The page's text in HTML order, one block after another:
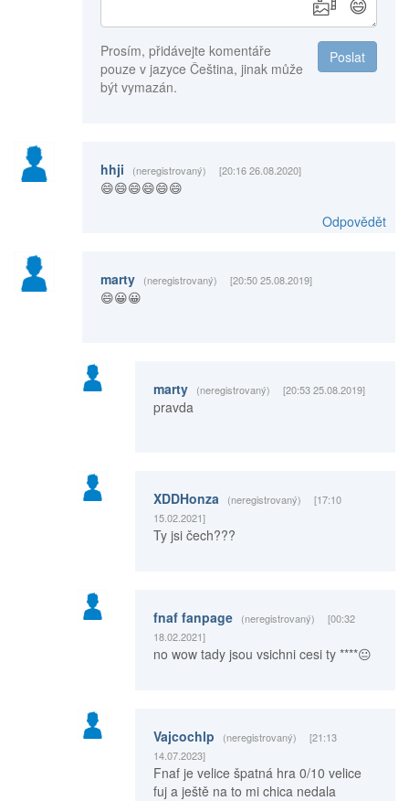
Poslat
Prosím, přidávejte komentáře
pouze v jazyce Čeština, jinak může
být vymazán.
hhji (neregistrovaný) [20:16 26.08.2020]
😄😄😄😄😄😄
Odpovědět
marty (neregistrovaný) [20:50 25.08.2019]
😄😀😀
marty (neregistrovaný) [20:53 25.08.2019]
pravda
XDDHonza (neregistrovaný)
[17:10
15.02.2021]
Ty jsi čech???
fnaf fanpage (neregistrovaný)
[00:32
18.02.2021]
no wow tady jsou vsichni cesi ty ****😐
Vajcochlp (neregistrovaný)
[21:13
14.07.2023]
Fnaf je velice špatná hra 0/10 velice
fuj a ještě na to mi chica nedala